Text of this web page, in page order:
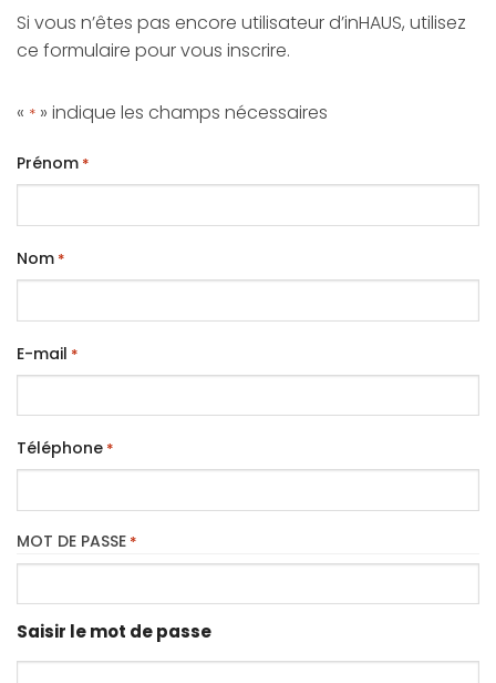
Si vous n’êtes pas encore utilisateur d’inHAUS, utilisez
ce formulaire pour vous inscrire.
« * » indique les champs nécessaires
Prénom *
Nom *
E-mail *
Téléphone *
MOT DE PASSE *
Saisir le mot de passe